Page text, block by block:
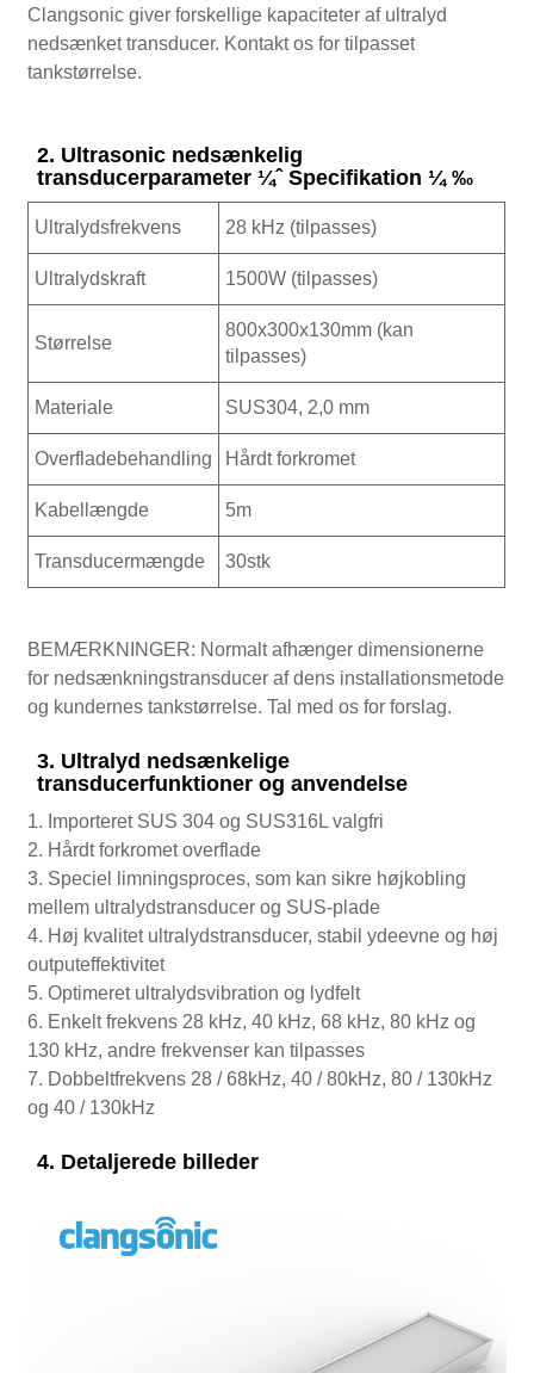
Clangsonic giver forskellige kapaciteter af ultralyd
nedsænket transducer. Kontakt os for tilpasset
tankstørrelse.
2. Ultrasonic nedsænkelig
transducerparameter ¼ˆ Specifikation ¼ ‰
Ultralydsfrekvens 28 kHz (tilpasses)
Ultralydskraft 1500W (tilpasses)
Størrelse
800x300x130mm (kan
tilpasses)
Materiale SUS304, 2,0 mm
Overfladebehandling Hårdt forkromet
Kabellængde 5m
Transducermængde 30stk
BEMÆRKNINGER: Normalt afhænger dimensionerne
for nedsænkningstransducer af dens installationsmetode
og kundernes tankstørrelse. Tal med os for forslag.
3. Ultralyd nedsænkelige
transducerfunktioner og anvendelse
1. Importeret SUS 304 og SUS316L valgfri
2. Hårdt forkromet overflade
3. Speciel limningsproces, som kan sikre højkobling
mellem ultralydstransducer og SUS-plade
4. Høj kvalitet ultralydstransducer, stabil ydeevne og høj
outputeffektivitet
5. Optimeret ultralydsvibration og lydfelt
6. Enkelt frekvens 28 kHz, 40 kHz, 68 kHz, 80 kHz og
130 kHz, andre frekvenser kan tilpasses
7. Dobbeltfrekvens 28 / 68kHz, 40 / 80kHz, 80 / 130kHz
og 40 / 130kHz
4. Detaljerede billeder